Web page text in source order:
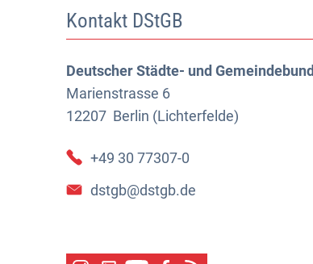
Kontakt DStGB
Deutscher Städte- und Gemeindebund
Marienstrasse 6
12207 Berlin (Lichterfelde)
+49 30 77307-0
dstgb@dstgb.de